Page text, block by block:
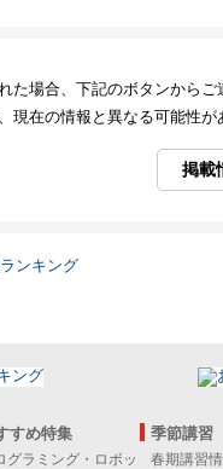
場合、下記のボタンからご
在の情報と異なる可能性が
掲載
すめ特集
グラミング・ロボッ
季節講習
春期講習